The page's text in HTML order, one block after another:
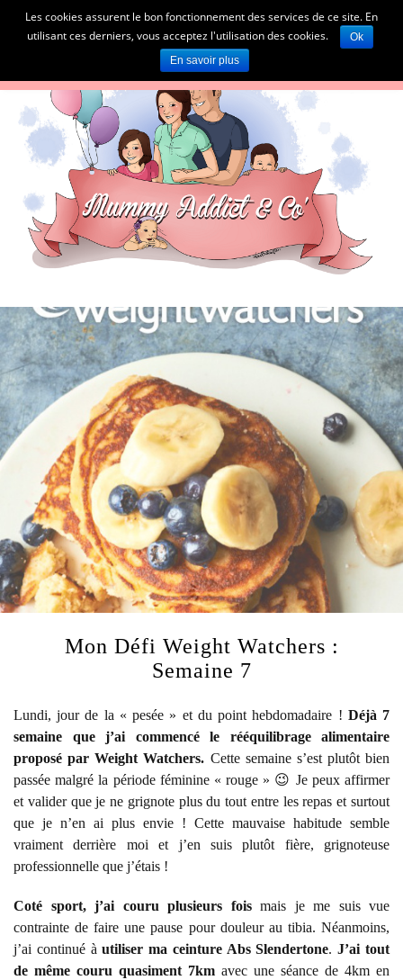
Mon Défi Weight Watchers :
Semaine 7
Lundi, jour de la « pesée » et du point hebdomadaire ! Déjà 7
semaine que j’ai commencé le rééquilibrage alimentaire
proposé par Weight Watchers. Cette semaine s’est plutôt bien
passée malgré la période féminine « rouge » 😉 Je peux affirmer
et valider que je ne grignote plus du tout entre les repas et surtout
que je n’en ai plus envie ! Cette mauvaise habitude semble
vraiment derrière moi et j’en suis plutôt fière, grignoteuse
professionnelle que j’étais !
Coté sport, j’ai couru plusieurs foismais je me suis vue
contrainte de faire une pause pour douleur au tibia. Néanmoins,
j’ai continué àutiliser ma ceinture Abs Slendertone.J’ai tout
de même couru quasiment 7km avec une séance de 4km en
Les cookies assurent le bon fonctionnement des services de ce site. En
utilisant ces derniers, vous acceptez l'utilisation des cookies.
Ok
En savoir plus